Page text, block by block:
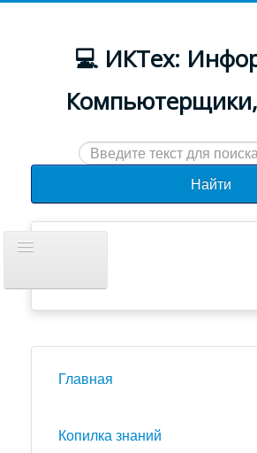
💻 ИКТех:
Искать...
Найти
навигацию
Новости
Главная
Копилка знаний